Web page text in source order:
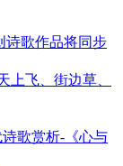
诗歌作品将同步
上飞、街边草、
歌赏析-《心与